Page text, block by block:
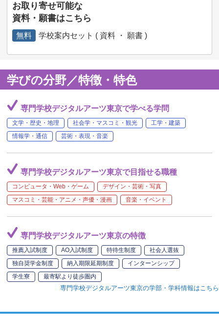
お取り寄せ可能な
資料・願書はこちら
無料 学校案内セット ( 資料 ・ 願書 )
学びの分野／特徴・特色
専門学校デジタルアーツ東京で学べる学問
文学・歴史・地理 社会学・マスコミ・観光
工学・建築
情報学・通信
芸術・表現・音楽
専門学校デジタルアーツ東京で目指せる職種
コンピュータ・Web・ゲーム
デザイン・芸術・写真
マスコミ・芸能・アニメ・声優・漫画
音楽・イベント
専門学校デジタルアーツ東京の特徴
推薦入試制度 AO入試制度 特待生制度
社会人選抜
独自奨学金制度
納入期限延期制度
インターンシップ
学生寮
最寄駅より徒歩圏内
専門学校デジタルアーツ東京の学部・学科情報はこちら